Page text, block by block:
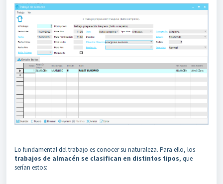
Lo fundamental del trabajo es conocer su naturaleza. Para ello, los
trabajos de almacén se clasifican en distintos tipos, que
serían estos: